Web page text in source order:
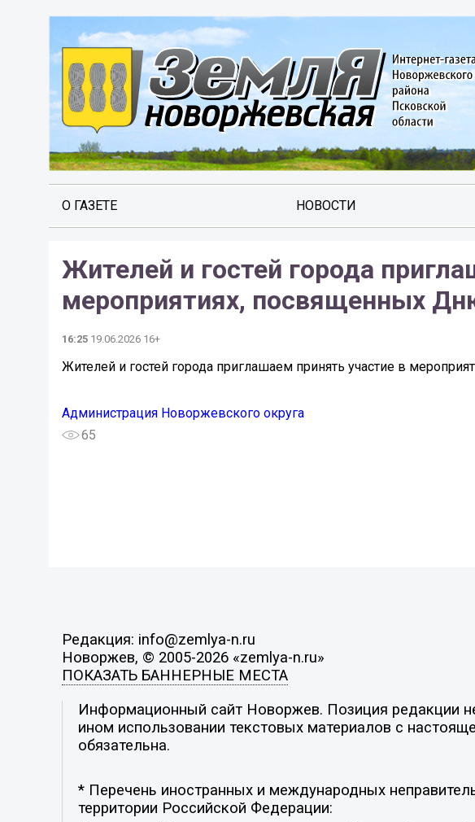
О ГАЗЕТЕ НОВОСТИ
Жителей и гостей города
мероприятиях, посвященных
16:25 19.06.2026 16+
Жителей и гостей города приглашаем принять участие в
Администрация Новоржевского округа
65
Редакция: info@zemlya-n.ru
Новоржев, © 2005-2026 «zemlya-n.ru»
ПОКАЗАТЬ БАННЕРНЫЕ МЕСТА
Информационный сайт Новоржев. Позиция редакции
ином использовании текстовых материалов с
обязательна.
* Перечень иностранных и международных
территории Российской Федерации: